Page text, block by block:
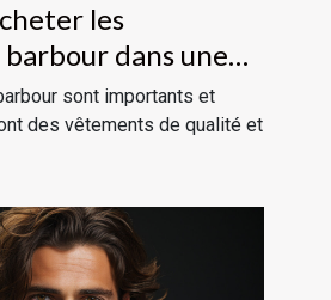
les
dans une
ligne ?sont importants et
des vêtements de qualité et